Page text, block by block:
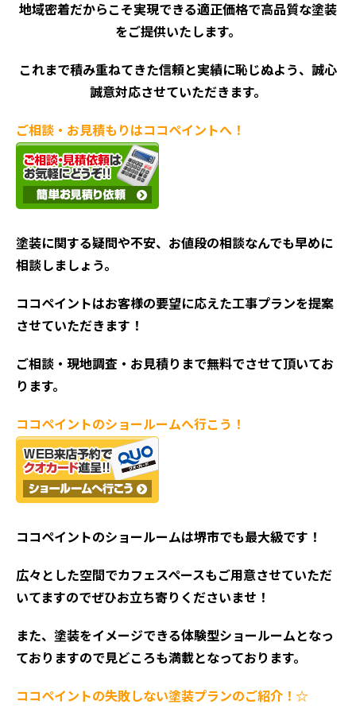
地域密着だからこそ実現できる適正価格で高品質な塗装
をご提供いたします。
これまで積み重ねてきた信頼と実績に恥じぬよう、誠心
誠意対応させていただきます。
ご相談・お見積もりはココペイントへ！
塗装に関する疑問や不安、お値段の相談なんでも早めに
相談しましょう。
ココペイントはお客様の要望に応えた工事プランを提案
させていただきます！
ご相談・現地調査・お見積りまで無料でさせて頂いてお
ります。
ココペイントのショールームへ行こう！
ココペイントのショールームは堺市でも最大級です！
広々とした空間でカフェスペースもご用意させていただ
いてますのでぜひお立ち寄りくださいませ！
また、塗装をイメージできる体験型ショールームとなっ
ておりますので見どころも満載となっております。
ココペイントの失敗しない塗装プランのご紹介！☆